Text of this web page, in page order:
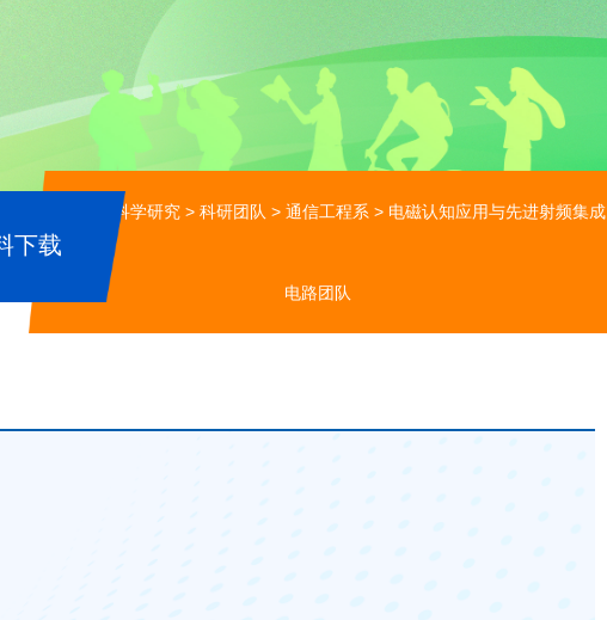
科学研究 > 科研团队 > 通信工程系 > 电磁认知应用与先进射频集成
电路团队
下载